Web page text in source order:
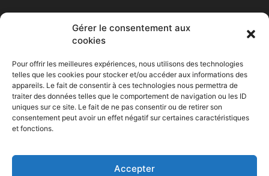
Gérer le consentement aux
cookies
Pour offrir les meilleures expériences, nous utilisons des technologies
telles que les cookies pour stocker et/ou accéder aux informations des
appareils. Le fait de consentir à ces technologies nous permettra de
traiter des données telles que le comportement de navigation ou les ID
uniques sur ce site. Le fait de ne pas consentir ou de retirer son
consentement peut avoir un effet négatif sur certaines caractéristiques
et fonctions.
Accepter
Accueil Economie Entreprises Entrepreneur
Maghreb